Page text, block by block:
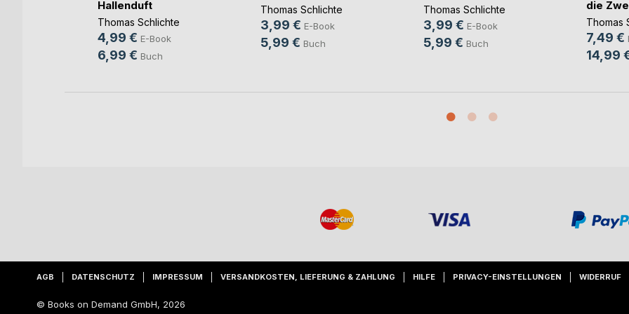
Hallenduft
Thomas Schlichte
4,99 € E-Book
6,99 € Buch
Thomas Schlichte
3,99 € E-Book
5,99 € Buch
Thomas Schlichte
3,99 € E-Book
5,99 € Buch
die
Thomas
7,49 €
14,99
AGB DATENSCHUTZ IMPRESSUM VERSANDKOSTEN, LIEFERUNG & ZAHLUNG HILFE PRIVACY-EINSTELLUNGEN WIDERRUF
© Books on Demand GmbH, 2026